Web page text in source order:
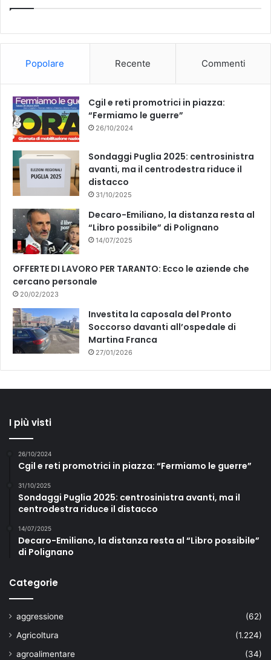
k
Popolare Recente Commenti
Cgil e reti promotrici in piazza:
“Fermiamo le guerre”
26/10/2024
Sondaggi Puglia 2025: centrosinistra
avanti, ma il centrodestra riduce il
distacco
31/10/2025
Decaro-Emiliano, la distanza resta al
“Libro possibile” di Polignano
14/07/2025
OFFERTE DI LAVORO PER TARANTO: Ecco le aziende che
cercano personale
20/02/2023
Investita la caposala del Pronto
Soccorso davanti all’ospedale di
Martina Franca
27/01/2026
I più visti
26/10/2024
Cgil e reti promotrici in piazza: “Fermiamo le guerre”
31/10/2025
Sondaggi Puglia 2025: centrosinistra avanti, ma il
centrodestra riduce il distacco
14/07/2025
Decaro-Emiliano, la distanza resta al “Libro possibile”
di Polignano
Categorie
aggressione
(62)
Agricoltura
(1.224)
agroalimentare
(34)